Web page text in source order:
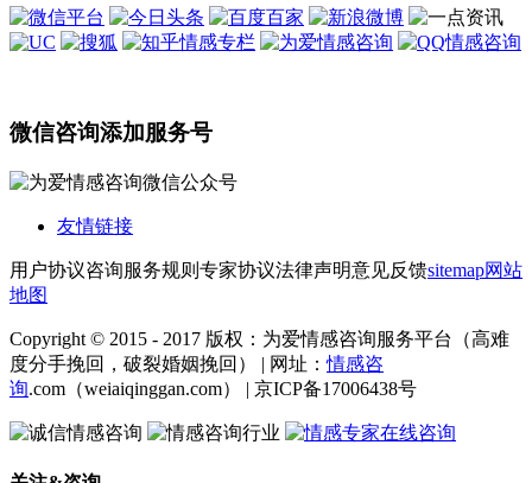
微信咨询添加服务号
友情链接
用户协议咨询服务规则 专家协议法律声明意见反馈sitemap网站
地图
Copyright © 2015 - 2017 版权：为爱情感咨询服务平台（高难
度分手挽回，破裂婚姻挽回） | 网址：情感咨
询.com（weiaiqinggan.com） | 京ICP备17006438号